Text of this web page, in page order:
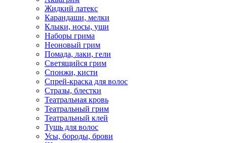
Жидкий латекс
Карандаши, мелки
Клыки, носы, уши
Наборы грима
Неоновый грим
Помада, лаки, гели
Светящийся грим
Спонжи, кисти
Спрей-краска для волос
Стразы, блестки
Театральная кровь
Театральный грим
Театральный клей
Тушь для волос
Усы, бороды, брови